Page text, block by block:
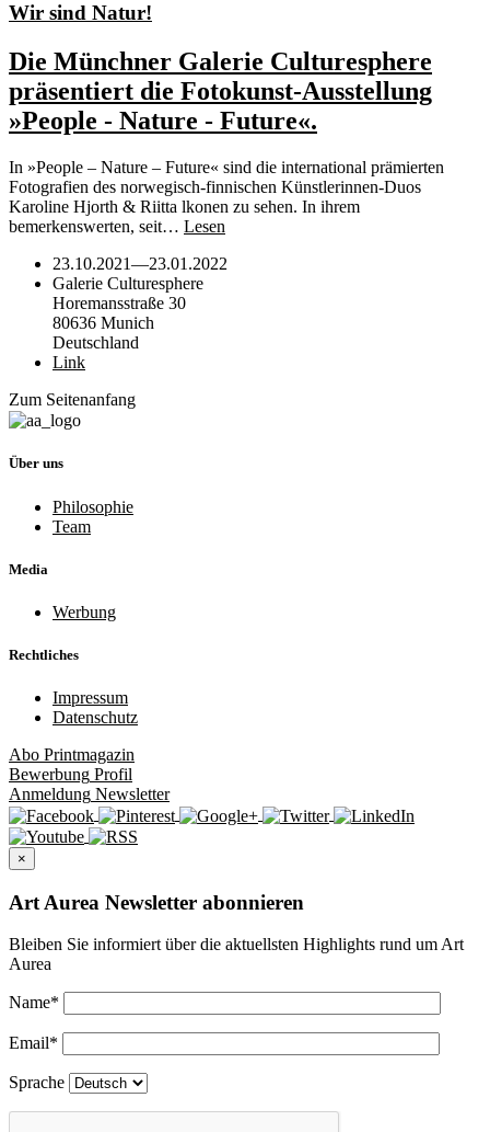
Wir sind Natur!
Die Münchner Galerie Culturesphere
präsentiert die Fotokunst-Ausstellung
»People - Nature - Future«.
In »People – Nature – Future« sind die international prämierten
Fotografien des norwegisch-finnischen Künstlerinnen-Duos
Karoline Hjorth & Riitta lkonen zu sehen. In ihrem
bemerkenswerten, seit… Lesen
23.10.2021—23.01.2022
Galerie Culturesphere
Horemansstraße 30
80636 Munich
Deutschland
Link
Zum Seitenanfang
Über uns
Philosophie
Team
Media
Werbung
Rechtliches
Impressum
Datenschutz
Abo Printmagazin
Bewerbung Profil
Anmeldung Newsletter
×
Art Aurea Newsletter abonnieren
Bleiben Sie informiert über die aktuellsten Highlights rund um Art
Aurea
Name*
Email*
Sprache